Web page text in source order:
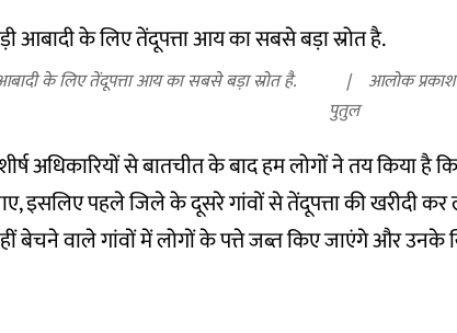
के लिए तेंदूपत्ता आय का सबसे बड़ा स्रोत है.
आलोक प्रकाश
पुतुल
अधिकारियों से बातचीत के बाद हम लोगों ने तय किया है
इसलिए पहले जिले के दूसरे गांवों से तेंदूपत्ता की खरीदी कर
बेचने वाले गांवों में लोगों के पत्ते जब्त किए जाएंगे और